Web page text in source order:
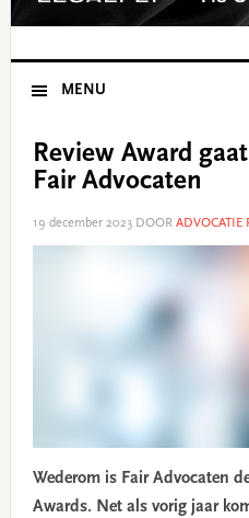
MENU
Review Award
Fair Advocaten
19 december 2023DOOR ADVOCATIE
Wederom is Fair Advocaten
Awards. Net als vorig jaar